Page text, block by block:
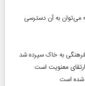
به آن دسترسی
فرهنگی به خاک سپرده شد
معنویت است
شده است